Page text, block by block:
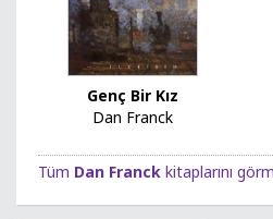
Genç Bir Kız
Dan Franck
Tüm Dan Franck kitaplarını